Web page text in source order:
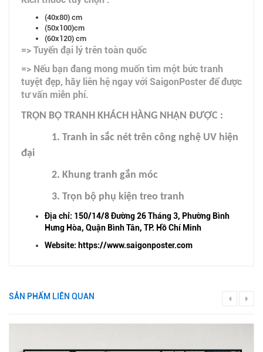
(40x80) cm
(50x100)cm
(60x120) cm
=> Tuyển đại lý trên toàn quốc
=> Nếu bạn đang mong muốn tìm một bức tranh
tuyệt đẹp, hãy liên hệ ngay với SaigonPoster để được
tư vấn miễn phí.
TRỌN BỘ TRANH KHÁCH HÀNG NHẬN ĐƯỢC :
1. Tranh in sắc nét trên công nghệ UV hiện
đại
2. Khung tranh gắn móc
3. Trọn bộ phụ kiện treo tranh
Địa chỉ: 150/14/8 Đường 26 Tháng 3, Phường Bình
Hưng Hòa, Quận Bình Tân, TP. Hồ Chí Minh
Website: https://www.saigonposter.com
SẢN PHẨM LIÊN QUAN